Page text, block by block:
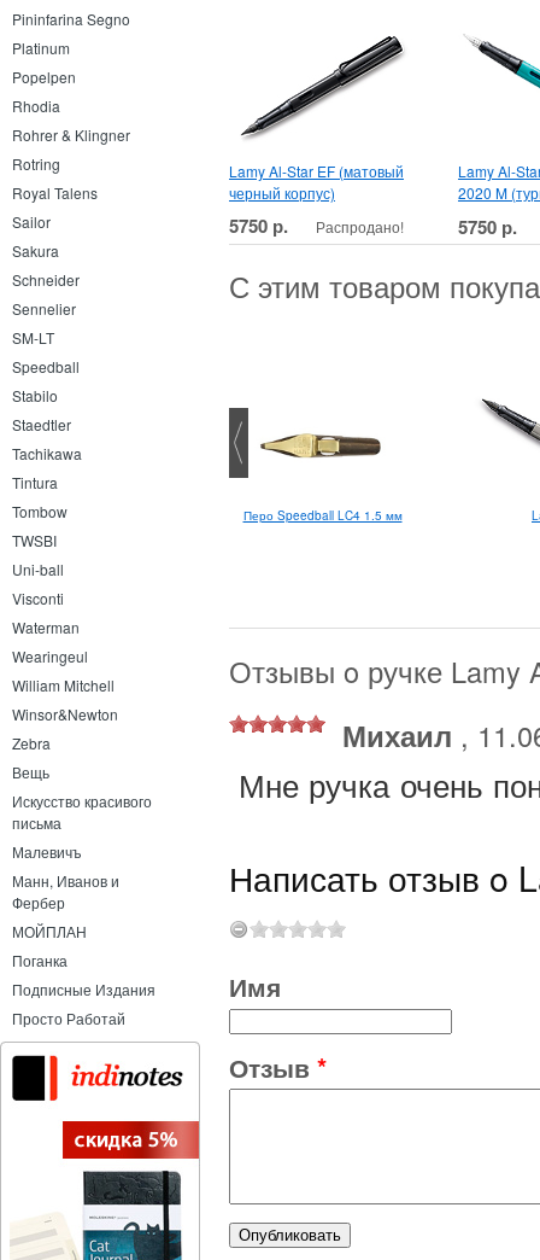
Pininfarina Segno
Platinum
Popelpen
Rhodia
Rohrer & Klingner
Rotring
Royal Talens
Sailor
Sakura
Schneider
Sennelier
SM-LT
Speedball
Stabilo
Staedtler
Tachikawa
Tintura
Tombow
TWSBI
Uni-ball
Visconti
Waterman
Wearingeul
William Mitchell
Winsor&Newton
Zebra
Вещь
Искусство красивого
письма
Малевичъ
Манн, Иванов и
Фербер
МОЙПЛАН
Поганка
Подписные Издания
Просто Работай
Lamy Al-Star EF (матовый
черный корпус)
5750 р. Распродано!
Lamy Al-
2020 M
5750 р.
С этим товаром
Uni Chalk Marker 8 мм Перо Speedball LC4 1.5 мм
Отзывы o ручке Lamy
Михаил ,
Мне ручка очень
Написать отзыв o
Имя
Отзыв *